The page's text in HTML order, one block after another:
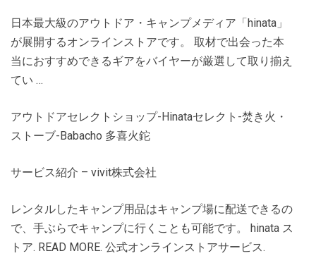
日本最大級のアウトドア・キャンプメディア「hinata」
が展開するオンラインストアです。 取材で出会った本
当におすすめできるギアをバイヤーが厳選して取り揃え
てい …
アウトドアセレクトショップ-Hinataセレクト-焚き火・
ストーブ-Babacho 多喜火鉈
サービス紹介 – vivit株式会社
レンタルしたキャンプ用品はキャンプ場に配送できるの
で、手ぶらでキャンプに行くことも可能です。 hinata ス
トア. READ MORE. 公式オンラインストアサービス.